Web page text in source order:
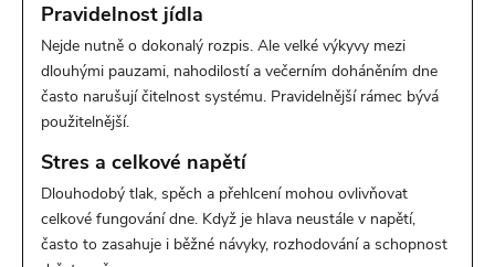
Pravidelnost jídla
Nejde nutně o dokonalý rozpis. Ale velké výkyvy mezi
dlouhými pauzami, nahodilostí a večerním doháněním dne
často narušují čitelnost systému. Pravidelnější rámec bývá
použitelnější.
Stres a celkové napětí
Dlouhodobý tlak, spěch a přehlcení mohou ovlivňovat
celkové fungování dne. Když je hlava neustále v napětí,
často to zasahuje i běžné návyky, rozhodování a schopnost